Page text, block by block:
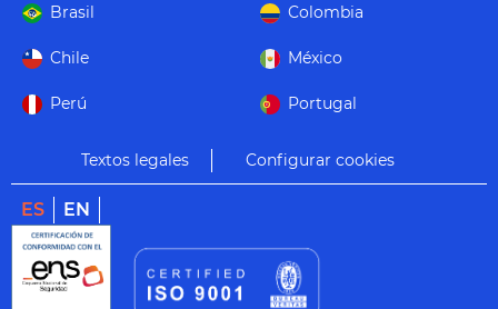
Brasil Colombia
Chile México
Perú Portugal
Textos legales Configurar cookies
ES EN